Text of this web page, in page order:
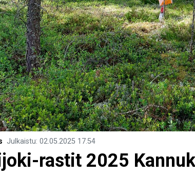
Julkaistu: 02.05.2025 17.54
rastit 2025